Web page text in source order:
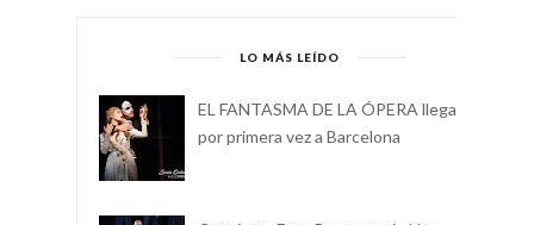
LO MÁS LEÍDO
EL FANTASMA DE LA ÓPERA llega
por primera vez a Barcelona